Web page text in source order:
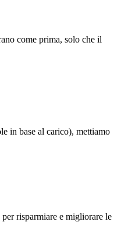
come prima, solo che il
in base al carico), mettiamo
risparmiare e migliorare le